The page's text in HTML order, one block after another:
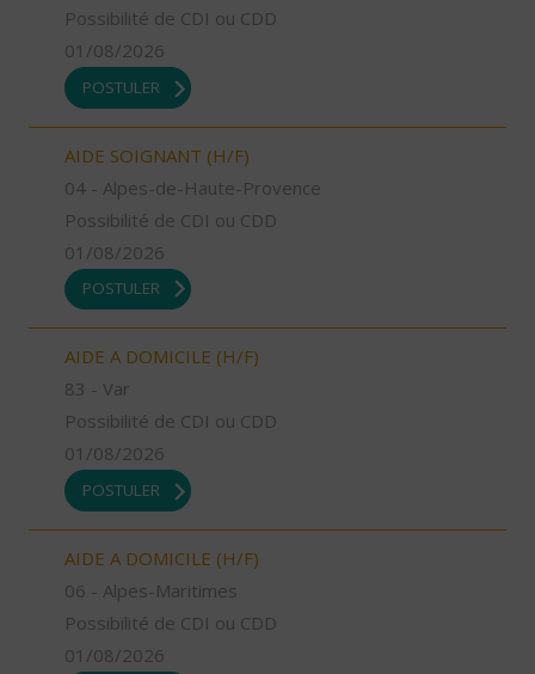
Possibilité de CDI ou CDD
01/08/2026
POSTULER
AIDE SOIGNANT (H/F)
04 - Alpes-de-Haute-Provence
Possibilité de CDI ou CDD
01/08/2026
POSTULER
AIDE A DOMICILE (H/F)
83 - Var
Possibilité de CDI ou CDD
01/08/2026
POSTULER
AIDE A DOMICILE (H/F)
06 - Alpes-Maritimes
Possibilité de CDI ou CDD
01/08/2026